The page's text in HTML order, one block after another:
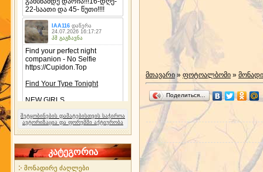
შეტყობინების დამატებისთვის საჭიროა
ავტორიზაცია და ფორუმში აქტიურობა
კატეგორია
მონადირე ძაღლები
მთავარი » ფოტოალბომი »
Поделиться…